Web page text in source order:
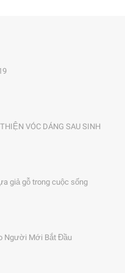
VÓC DÁNG SAU SINH
giả gỗ trong cuộc sống
Người Mới Bắt Đầu